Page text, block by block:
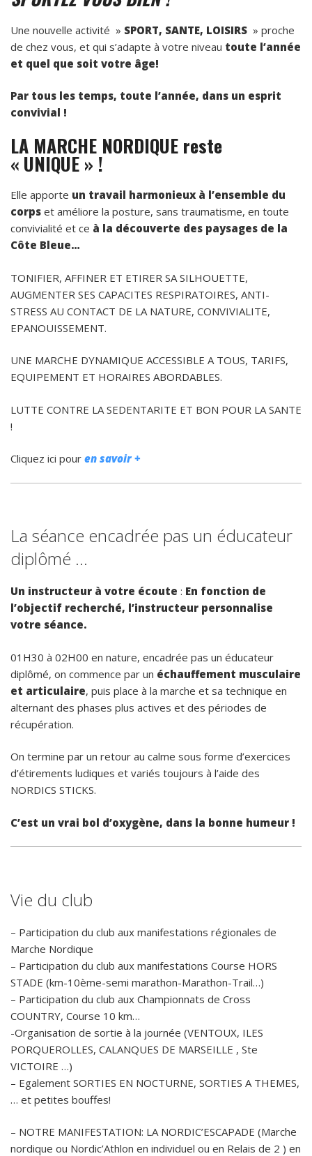
Une nouvelle activité » SPORT, SANTE, LOISIRS » proche
de chez vous, et qui s’adapte à votre niveau toute l’année
et quel que soit votre âge!
Par tous les temps, toute l’année, dans un esprit
convivial !
LA MARCHE NORDIQUE reste
« UNIQUE » !
Elle apporte un travail harmonieux à l’ensemble du
corps et améliore la posture, sans traumatisme, en toute
convivialité et ce à la découverte des paysages de la
Côte Bleue…
TONIFIER, AFFINER ET ETIRER SA SILHOUETTE,
AUGMENTER SES CAPACITES RESPIRATOIRES, ANTI-
STRESS AU CONTACT DE LA NATURE, CONVIVIALITE,
EPANOUISSEMENT.
UNE MARCHE DYNAMIQUE ACCESSIBLE A TOUS, TARIFS,
EQUIPEMENT ET HORAIRES ABORDABLES.
LUTTE CONTRE LA SEDENTARITE ET BON POUR LA SANTE
!
Cliquez ici pour en savoir +
La séance encadrée pas un éducateur
diplômé …
Un instructeur à votre écoute : En fonction de
l’objectif recherché, l’instructeur personnalise
votre séance.
01H30 à 02H00 en nature, encadrée pas un éducateur
diplômé, on commence par un échauffement musculaire
et articulaire, puis place à la marche et sa technique en
alternant des phases plus actives et des périodes de
récupération.
On termine par un retour au calme sous forme d’exercices
d’étirements ludiques et variés toujours à l’aide des
NORDICS STICKS.
C’est un vrai bol d’oxygène, dans la bonne humeur !
Vie du club
– Participation du club aux manifestations régionales de
Marche Nordique
– Participation du club aux manifestations Course HORS
STADE (km-10ème-semi marathon-Marathon-Trail…)
– Participation du club aux Championnats de Cross
COUNTRY, Course 10 km…
-Organisation de sortie à la journée (VENTOUX, ILES
PORQUEROLLES, CALANQUES DE MARSEILLE , Ste
VICTOIRE …)
– Egalement SORTIES EN NOCTURNE, SORTIES A THEMES,
… et petites bouffes!
– NOTRE MANIFESTATION: LA NORDIC’ESCAPADE (Marche
nordique ou Nordic’Athlon en individuel ou en Relais de 2 ) en